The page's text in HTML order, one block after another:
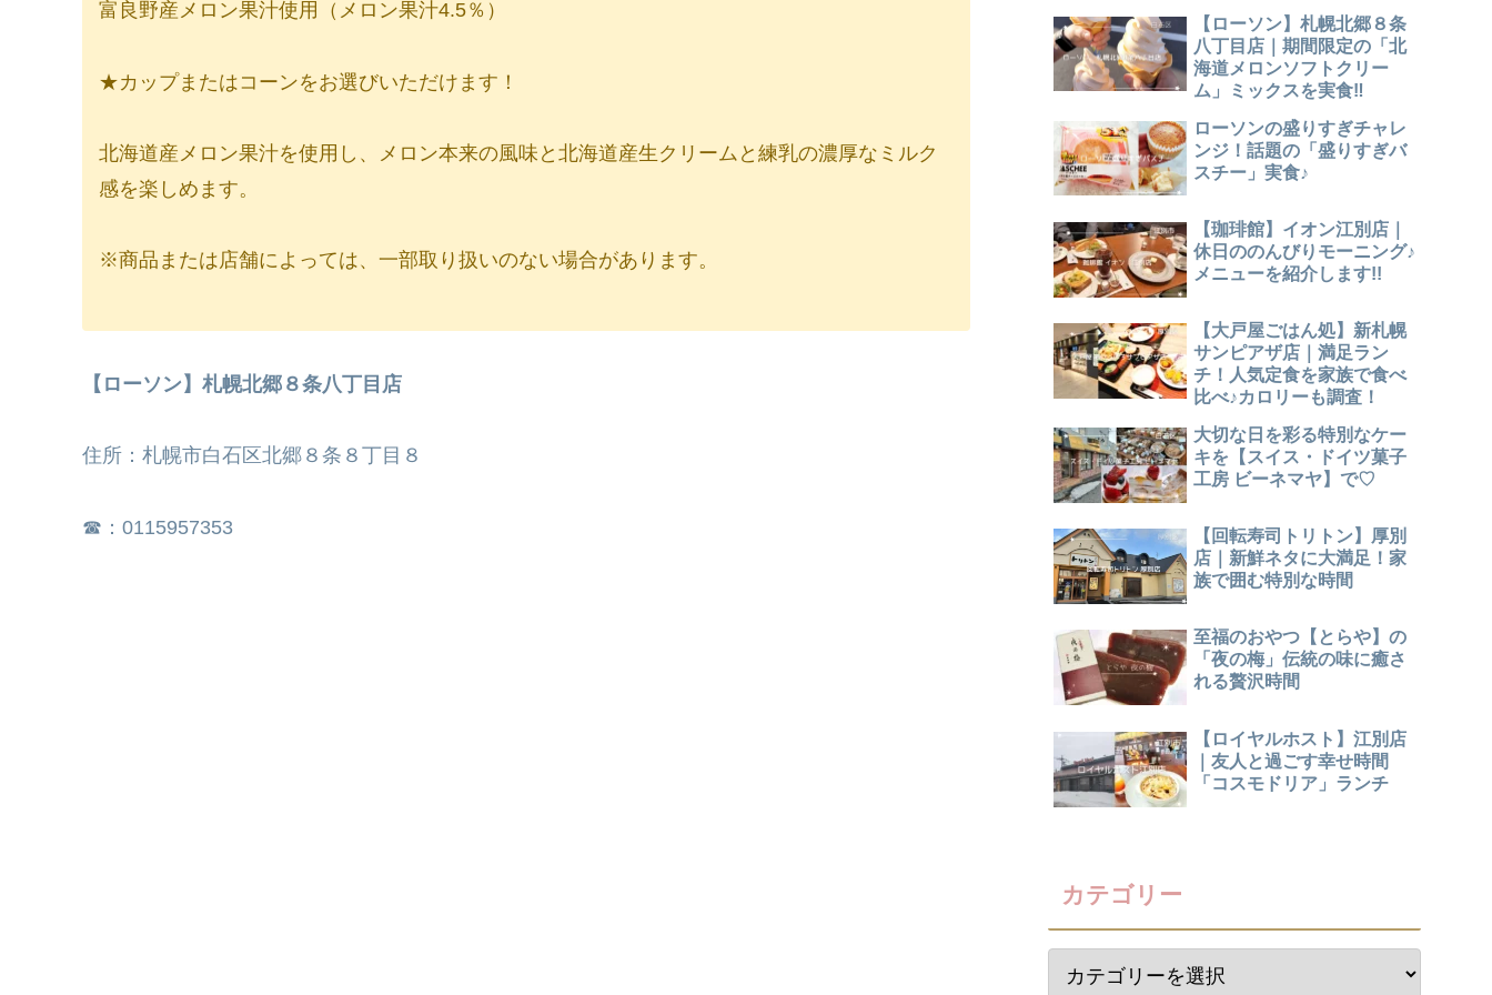
富良野産メロン果汁使用（メロン果汁4.5％）
★カップまたはコーンをお選びいただけます！
北海道産メロン果汁を使用し、メロン本来の風味と北海道産生クリームと練乳の濃厚なミルク
感を楽しめます。
※商品または店舗によっては、一部取り扱いのない場合があります。
【ローソン】札幌北郷８条八丁目店
住所：札幌市白石区北郷８条８丁目８
☎：0115957353
【ローソン】札幌北郷８条
八丁目店｜期間限定の「北
海道メロンソフトクリー
ム」ミックスを実食‼
ローソンの盛りすぎチャレ
ンジ！話題の「盛りすぎバ
スチー」実食♪
【珈琲館】イオン江別店｜
休日ののんびりモーニング♪
メニューを紹介します!!
【大戸屋ごはん処】新札幌
サンピアザ店｜満足ラン
チ！人気定食を家族で食べ
比べ♪カロリーも調査！
大切な日を彩る特別なケー
キを【スイス・ドイツ菓子
工房 ビーネマヤ】で♡
【回転寿司トリトン】厚別
店｜新鮮ネタに大満足！家
族で囲む特別な時間
至福のおやつ【とらや】の
「夜の梅」伝統の味に癒さ
れる贅沢時間
【ロイヤルホスト】江別店
｜友人と過ごす幸せ時間
「コスモドリア」ランチ
カテゴリー